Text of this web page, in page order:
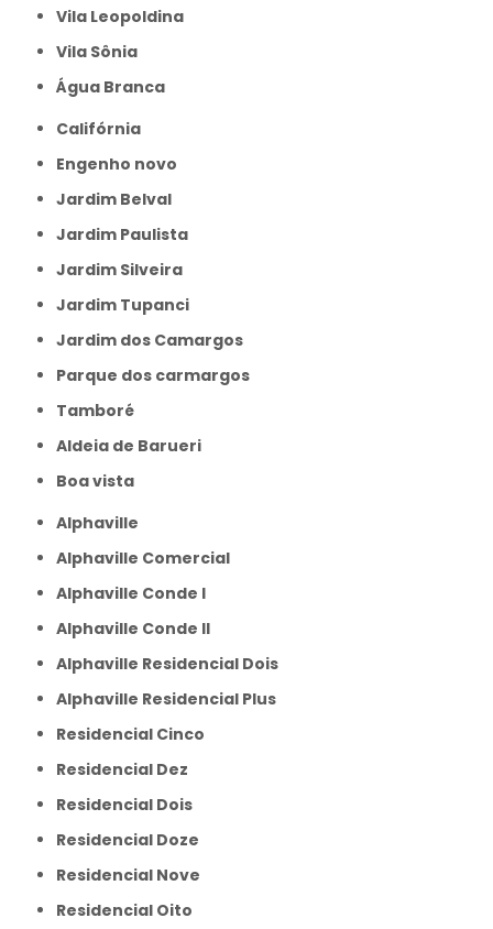
Vila Leopoldina
Vila Sônia
Água Branca
Califórnia
Engenho novo
Jardim Belval
Jardim Paulista
Jardim Silveira
Jardim Tupanci
Jardim dos Camargos
Parque dos carmargos
Tamboré
aldeia de Barueri
boa vista
Alphaville
Alphaville Comercial
Alphaville Conde I
Alphaville Conde II
Alphaville Residencial Dois
Alphaville Residencial Plus
Residencial Cinco
Residencial Dez
Residencial Dois
Residencial Doze
Residencial Nove
Residencial Oito